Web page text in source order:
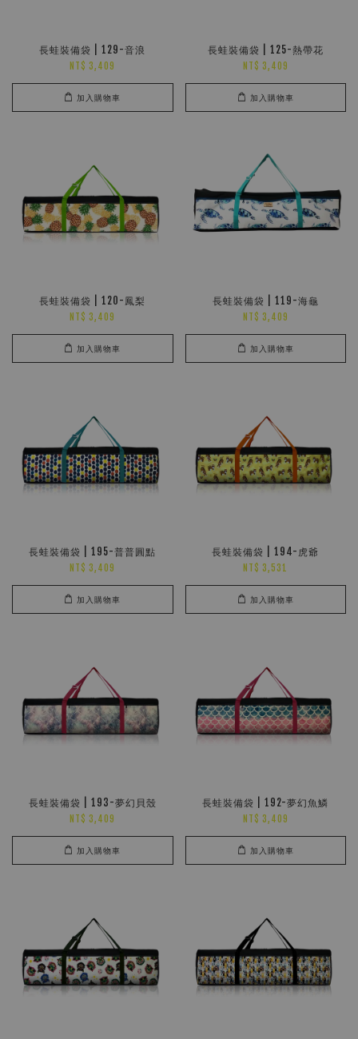
長蛙裝備袋 | 129-音浪
NT$ 3,409
加入購物車
長蛙裝備袋 | 125-熱帶花
NT$ 3,409
加入購物車
長蛙裝備袋 | 120-鳳梨
NT$ 3,409
加入購物車
長蛙裝備袋 | 119-海龜
NT$ 3,409
加入購物車
長蛙裝備袋 | 195-普普圓點
NT$ 3,409
加入購物車
長蛙裝備袋 | 194-虎爺
NT$ 3,531
加入購物車
長蛙裝備袋 | 193-夢幻貝殼
NT$ 3,409
加入購物車
長蛙裝備袋 | 192-夢幻魚鱗
NT$ 3,409
加入購物車